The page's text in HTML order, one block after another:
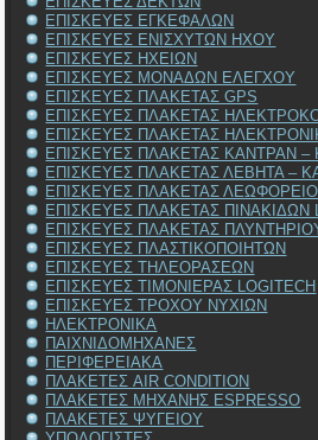
ΕΠΙΣΚΕΥΕΣ ΕΓΚΕΦΑΛΩΝ
ΕΠΙΣΚΕΥΕΣ ΕΝΙΣΧΥΤΩΝ ΗΧΟΥ
ΕΠΙΣΚΕΥΕΣ ΗΧΕΙΩΝ
ΕΠΙΣΚΕΥΕΣ ΜΟΝΑΔΩΝ ΕΛΕΓΧΟΥ
ΕΠΙΣΚΕΥΕΣ ΠΛΑΚΕΤΑΣ GPS
ΕΠΙΣΚΕΥΕΣ ΠΛΑΚΕΤΑΣ
ΕΠΙΣΚΕΥΕΣ ΠΛΑΚΕΤΑΣ
ΕΠΙΣΚΕΥΕΣ ΠΛΑΚΕΤΑΣ ΚΑΝΤΡΑΝ –
ΕΠΙΣΚΕΥΕΣ ΠΛΑΚΕΤΑΣ ΛΕΒΗΤΑ –
ΕΠΙΣΚΕΥΕΣ ΠΛΑΚΕΤΑΣ
ΕΠΙΣΚΕΥΕΣ ΠΛΑΚΕΤΑΣ ΠΙΝΑΚΙΔΩΝ
ΕΠΙΣΚΕΥΕΣ ΠΛΑΚΕΤΑΣ
ΕΠΙΣΚΕΥΕΣ ΠΛΑΣΤΙΚΟΠΟΙΗΤΩΝ
ΕΠΙΣΚΕΥΕΣ ΤΗΛΕΟΡΑΣΕΩΝ
ΕΠΙΣΚΕΥΕΣ ΤΙΜΟΝΙΕΡΑΣ LOGITECH
ΕΠΙΣΚΕΥΕΣ ΤΡΟΧΟΥ ΝΥΧΙΩΝ
ΗΛΕΚΤΡΟΝΙΚΑ
ΠΑΙΧΝΙΔΟΜΗΧΑΝΕΣ
ΠΕΡΙΦΕΡΕΙΑΚΑ
ΠΛΑΚΕΤΕΣ AIR CONDITION
ΠΛΑΚΕΤΕΣ ΜΗΧΑΝΗΣ ESPRESSO
ΠΛΑΚΕΤΕΣ ΨΥΓΕΙΟΥ